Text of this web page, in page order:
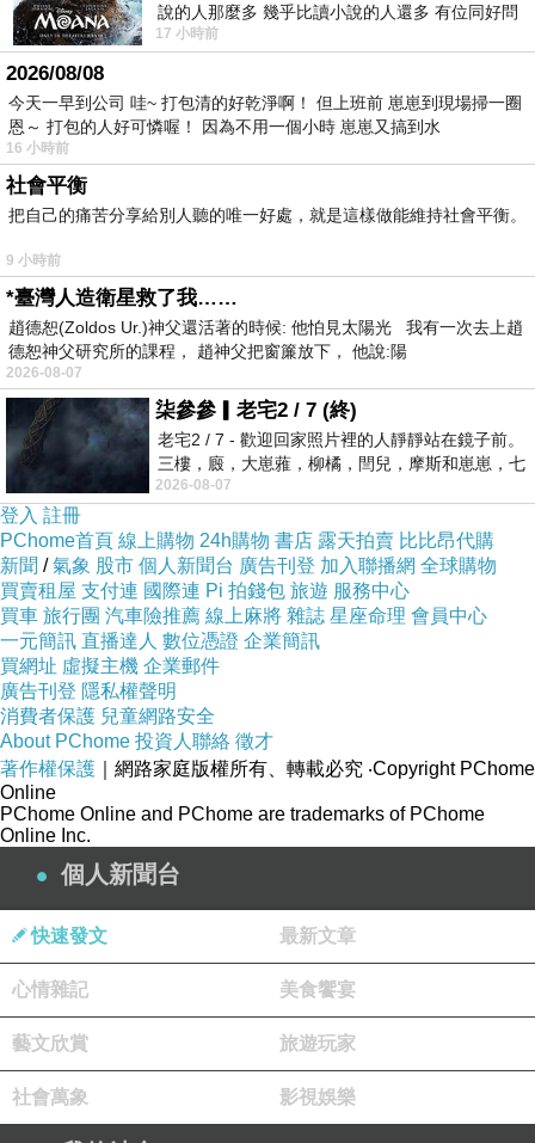
抱緊我
好不好
18：58。星期一 20230925
上一篇：妳戴在頭頂的扶桑花還在盛放
下一篇：不想錯過。
說的人那麼多 幾乎比讀小說的人還多 有位同好問
了一個問題 她說為什麼高中文學獎的
17 小時前
2026/08/08
今天一早到公司 哇~ 打包清的好乾淨啊！ 但上班前 崽崽到現場掃一圈
恩～ 打包的人好可憐喔！ 因為不用一個小時 崽崽又搞到水
16 小時前
社會平衡
把自己的痛苦分享給別人聽的唯一好處，就是這樣做能維持社會平衡。
9 小時前
*臺灣人造衛星救了我……
趙德恕(Zoldos Ur.)神父還活著的時候: 他怕見太陽光 我有一次去上趙
德恕神父研究所的課程， 趙神父把窗簾放下， 他說:陽
2026-08-07
柒參參▎老宅2 / 7 (終)
老宅2 / 7 - 歡迎回家照片裡的人靜靜站在鏡子前。
三樓，廄，大崽蕥，柳橘，閆兒，摩斯和崽崽，七
個人整整齊齊地站在鏡框之外，如同
2026-08-07
登入 註冊
PChome首頁 線上購物 24h購物 書店 露天拍賣 比比昂代購
新聞 /氣象 股市 個人新聞台 廣告刊登 加入聯播網 全球購物
買賣租屋 支付連 國際連 Pi 拍錢包 旅遊 服務中心
買車 旅行團 汽車險推薦 線上麻將 雜誌 星座命理 會員中心
一元簡訊 直播達人 數位憑證 企業簡訊
買網址 虛擬主機 企業郵件
廣告刊登 隱私權聲明
消費者保護 兒童網路安全
About PChome 投資人聯絡 徵才
著作權保護 ｜網路家庭版權所有、轉載必究 ‧Copyright PChome
Online
PChome Online and PChome are trademarks of PChome
Online Inc.
個人新聞台
快速發文 最新文章
心情雜記 美食饗宴
藝文欣賞 旅遊玩家
社會萬象 影視娛樂